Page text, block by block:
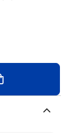
pendant votre
ou sans
à partir du
savourez ce
les sites
Cette
le
la dorure de
de Rodin et le